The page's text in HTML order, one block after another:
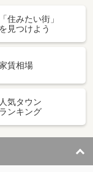
「住みたい街」
を見つけよう
賃相場
人気タウン
ランキング